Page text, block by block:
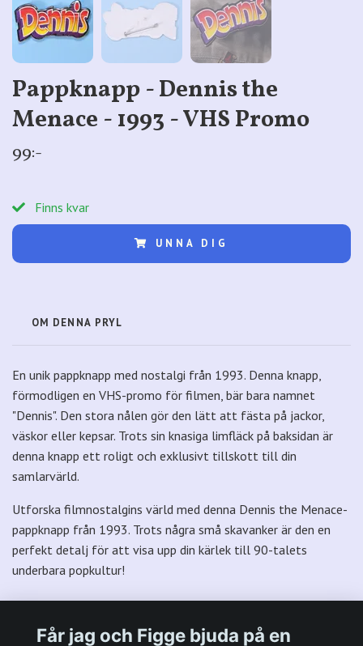
Pappknapp - Dennis the
Menace - 1993 - VHS Promo
99:-
Finns kvar
UNNA DIG
OM DENNA PRYL
En unik pappknapp med nostalgi från 1993. Denna knapp,
förmodligen en VHS-promo för filmen, bär bara namnet
"Dennis". Den stora nålen gör den lätt att fästa på jackor,
väskor eller kepsar. Trots sin knasiga limfläck på baksidan är
denna knapp ett roligt och exklusivt tillskott till din
samlarvärld.
Utforska filmnostalgins värld med denna Dennis the Menace-
pappknapp från 1993. Trots några små skavanker är den en
perfekt detalj för att visa upp din kärlek till 90-talets
underbara popkultur!
Får jag och Figge bjuda på en